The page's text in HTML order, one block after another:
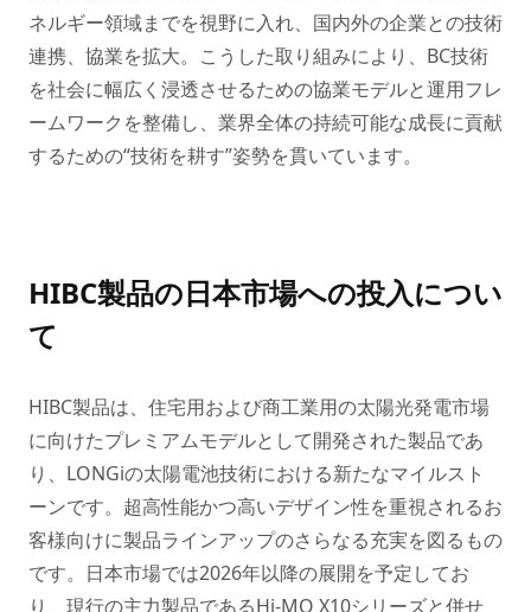
ネルギー領域までを視野に入れ、国内外の企業との技術
連携、協業を拡大。こうした取り組みにより、BC技術
を社会に幅広く浸透させるための協業モデルと運用フレ
ームワークを整備し、業界全体の持続可能な成長に貢献
するための“技術を耕す”姿勢を貫いています。
HIBC製品の日本市場への投入につい
て
HIBC製品は、住宅用および商工業用の太陽光発電市場
に向けたプレミアムモデルとして開発された製品であ
り、LONGiの太陽電池技術における新たなマイルスト
ーンです。超高性能かつ高いデザイン性を重視されるお
客様向けに製品ラインアップのさらなる充実を図るもの
です。日本市場では2026年以降の展開を予定してお
り、現行の主力製品であるHi-MO X10シリーズと併せ